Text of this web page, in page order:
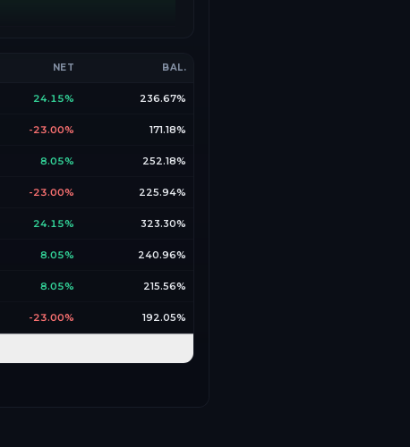
NET BAL.
24.15% 236.67%
-23.00% 171.18%
8.05% 252.18%
-23.00% 225.94%
24.15% 323.30%
8.05% 240.96%
8.05% 215.56%
-23.00% 192.05%